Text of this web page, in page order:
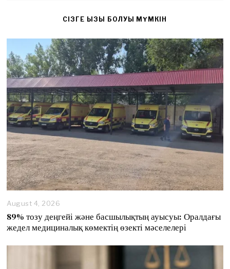
CІЗГЕ ҚЫЗЫҚ БОЛУЫ МҮМКІН
August 4, 2026
89% тозу деңгейі және басшылықтың ауысуы: Оралдағы
жедел медициналық көмектің өзекті мәселелері